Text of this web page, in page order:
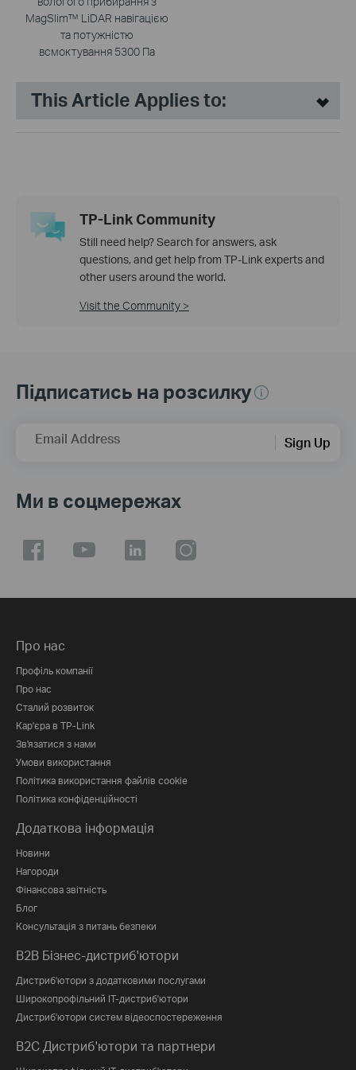
MagSlim™ LiDAR навігацією
та потужністю
всмоктування 5300 Па
This Article Applies to:
TP-Link Community
Still need help? Search for answers, ask
questions, and get help from TP-Link experts and
other users around the world.
Visit the Community >
Підписатись на розсилку
Email Address Sign Up
Ми в соцмережах
Про нас
Профіль компанії
Про нас
Сталий розвиток
Кар'єра в TP-Link
Зв'язатися з нами
Умови використання
Політика використання файлів cookie
Політика конфіденційності
Додаткова інформація
Новини
Нагороди
Фінансова звітність
Блог
Консультація з питань безпеки
B2B Бізнес-дистриб'ютори
Дистриб'ютори з додатковими послугами
Широкопрофільний IT-дистриб'ютори
Дистриб'ютори систем відеоспостереження
B2C Дистриб'ютори та партнери